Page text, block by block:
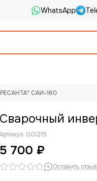
WhatsApp
САИ-160
Сварочный
Артикул: 001215
5 700 ₽
Оставить отзыв